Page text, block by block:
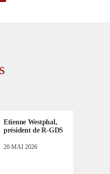
Etienne Westphal,
président de R-GDS
20 MAI 2026